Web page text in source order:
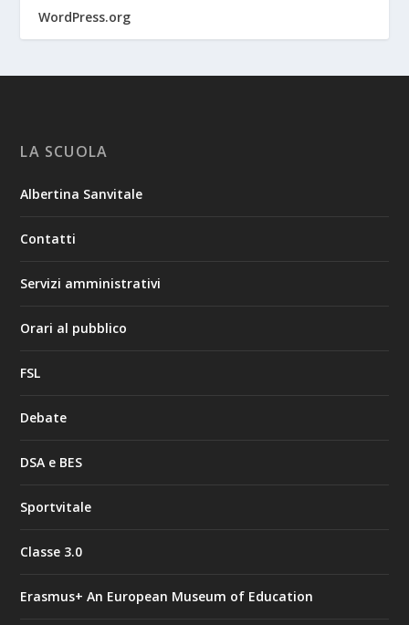
WordPress.org
LA SCUOLA
Albertina Sanvitale
Contatti
Servizi amministrativi
Orari al pubblico
FSL
Debate
DSA e BES
Sportvitale
Classe 3.0
Erasmus+ An European Museum of Education